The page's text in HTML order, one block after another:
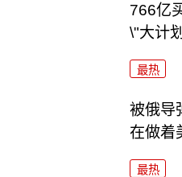
766亿
\"大计
最热
被俄导
在做着
最热